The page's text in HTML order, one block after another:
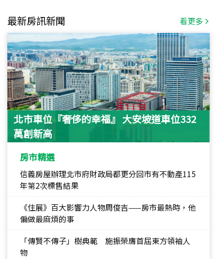
最新房訊新聞 看更多
北市車位『奢侈的幸福』 大安坡道車位332
萬創新高
房市精選
信義房屋辦理北市府財政局都更分回市有不動產115
年第2次標售結果
《住展》百大影響力人物周俊吉——房市最熱時，他
偏做最麻煩的事
「傳賢不傳子」樹典範 施振榮膺首屆東方領袖人
物